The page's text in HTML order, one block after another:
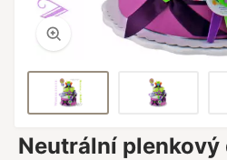
Neutrální plenkový